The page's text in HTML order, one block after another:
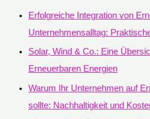
Erfolgreiche Integration von
Unternehmensalltag:
Solar, Wind & Co.: Eine
Erneuerbaren Energien
Warum Ihr Unternehmen auf
sollte: Nachhaltigkeit und